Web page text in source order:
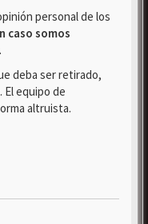
personal de los
caso somos
.
deba ser retirado,
. El equipo de
altruista.